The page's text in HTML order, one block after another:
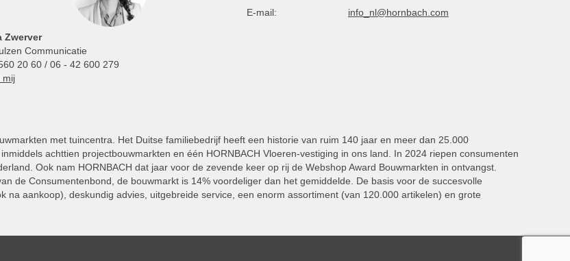
Zwerver
Communicatie
20 60 / 06 - 42 600 279
mij
E-mail: info_nl@hornbach.com
met tuincentra. Het Duitse familiebedrijf heeft een historie van ruim 140 jaar en meer dan 25.000
achttien projectbouwmarkten en één HORNBACH Vloeren-vestiging in ons land. In 2024 riepen consumenten
Ook nam HORNBACH dat jaar voor de zevende keer op rij de Webshop Award Bouwmarkten in ontvangst.
de Consumentenbond, de bouwmarkt is 14% voordeliger dan het gemiddelde. De basis voor de succesvolle
na aankoop), deskundig advies, uitgebreide service, een enorm assortiment (van 120.000 artikelen) en grote